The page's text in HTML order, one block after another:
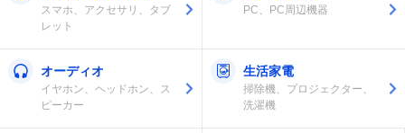
スマホ、アクセサリ、タブ
レット
PC、PC周辺機器
オーディオ
イヤホン、ヘッドホン、ス
ピーカー
生活家電
掃除機、プロジェクター、
洗濯機